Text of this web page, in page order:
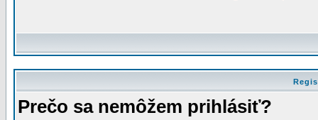
Prečo sa nemôžem prihlásiť?